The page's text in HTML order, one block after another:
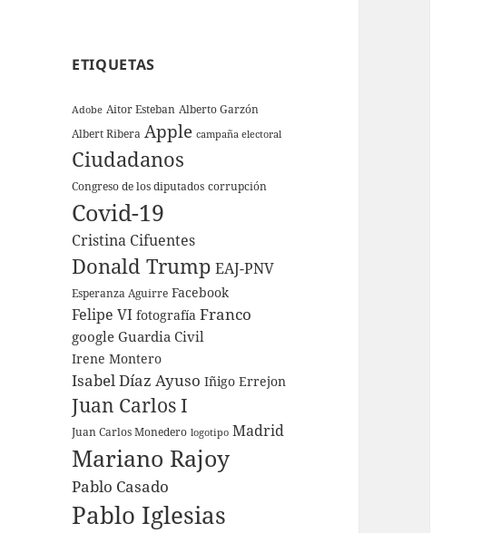
ETIQUETAS
Adobe Aitor Esteban Alberto Garzón
Albert Ribera Apple campaña electoral
Ciudadanos
Congreso de los diputados corrupción
Covid-19
Cristina Cifuentes
Donald Trump EAJ-PNV
Esperanza Aguirre Facebook
Felipe VI fotografía Franco
google Guardia Civil
Irene Montero
Isabel Díaz Ayuso Iñigo Errejon
Juan Carlos I
Juan Carlos Monedero logotipo Madrid
Mariano Rajoy
Pablo Casado
Pablo Iglesias